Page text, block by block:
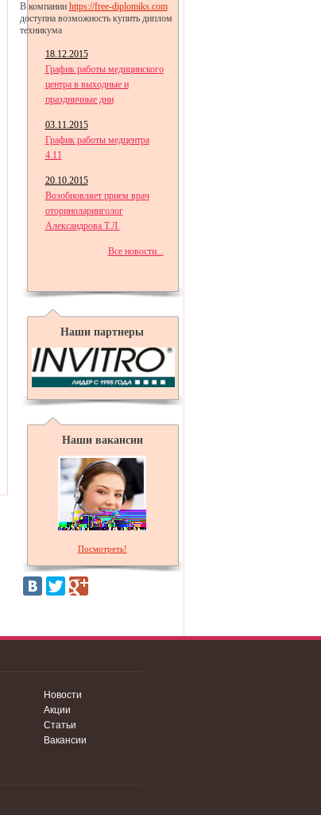
В компании https://free-diplomiks.com
доступна возможность купить диплом
техникума
18.12.2015
График работы медицинского
центра в выходные и
праздничные дни
03.11.2015
График работы медцентра
4.11
20.10.2015
Возобновляет прием врач
оториноларинголог
Александрова Т.Л.
Все новости...
Наши партнеры
Наши вакансии
Посмотреть!
Новости
Акции
Статьи
Вакансии